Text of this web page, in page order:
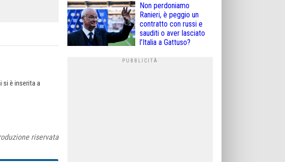
si è inserita a
riservata
Non perdoniamo
Ranieri, è peggio un
contratto con russi e
sauditi o aver lasciato
l’Italia a Gattuso?